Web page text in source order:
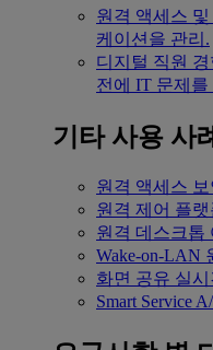
원격 액세스 및
케이션을 관리.
디지털 직원
전에 IT 문제
기타 사용 사례
원격 액세스
원격 제어 플
원격 데스크톱
Wake-on-LAN
화면 공유 실
Smart Service